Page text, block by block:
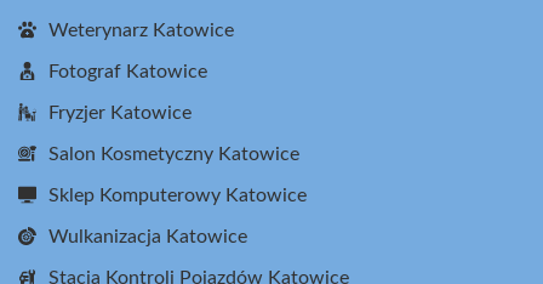
Weterynarz Katowice
Fotograf Katowice
Fryzjer Katowice
Salon Kosmetyczny Katowice
Sklep Komputerowy Katowice
Wulkanizacja Katowice
Stacja Kontroli Pojazdów Katowice